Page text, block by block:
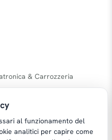
& Carrozzeria
al funzionamento del
analitici per capire come